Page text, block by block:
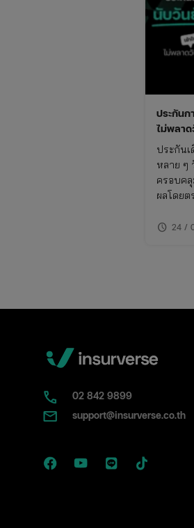
ประกันก
ไม่พลา
ประกันเ
หลาย ๆ
ครอบค
ผลโดย
บทควา
schedule 24 /
02​ 842 9899
support@insurverse.co.th